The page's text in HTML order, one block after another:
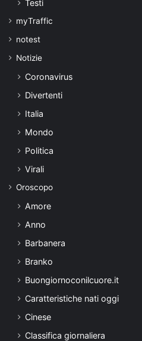
Testi
myTraffic
notest
Notizie
Coronavirus
Divertenti
Italia
Mondo
Politica
Virali
Oroscopo
Amore
Anno
Barbanera
Branko
Buongiornoconilcuore.it
Caratteristiche nati oggi
Cinese
Classifica giornaliera